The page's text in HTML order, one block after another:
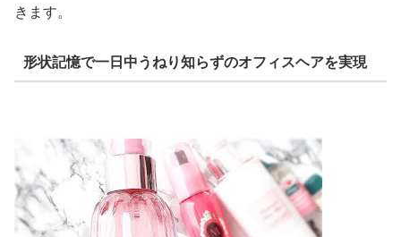
きます。
形状記憶で一日中うねり知らずのオフィスヘアを実現